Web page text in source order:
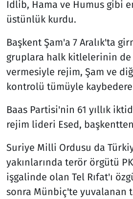
Idlib, Hama ve Humus gibi
üstünlük kurdu.
Başkent Şam'a 7 Aralık'ta
gruplara halk kitlelerinin de
vermesiyle rejim, Şam ve
kontrolü tümüyle
Baas Partisi'nin 61 yıllık
rejim lideri Esed,
Suriye Milli Ordusu da
yakınlarında terör örgütü
işgalinde olan Tel Rıfat'ı
sonra Münbiç'te yuvalanan